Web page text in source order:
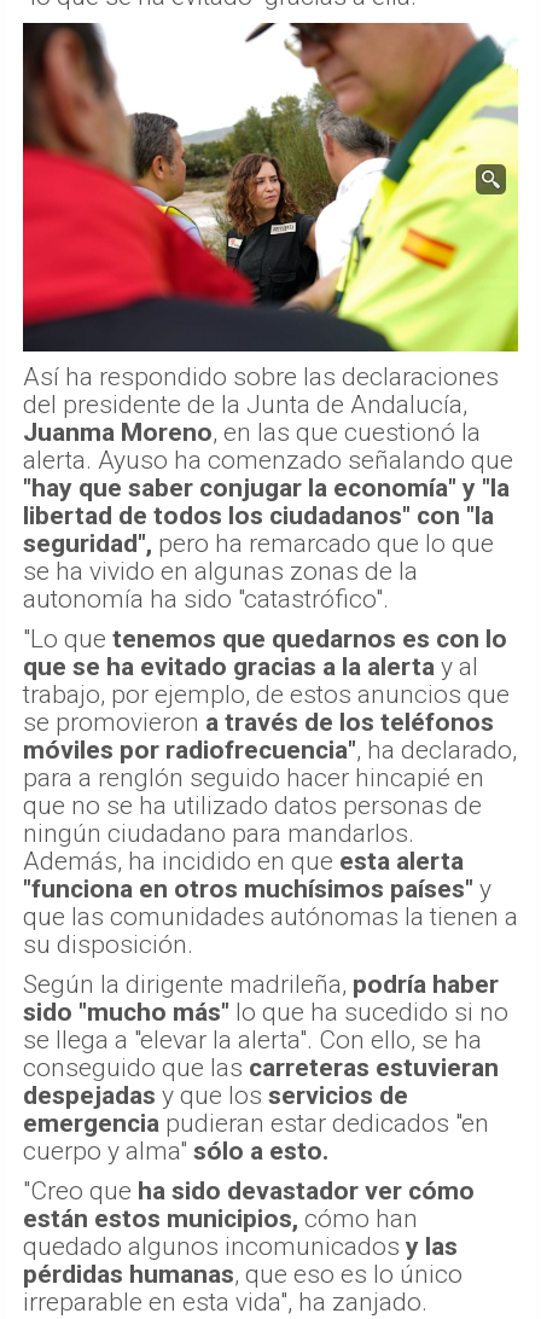
Así ha respondido sobre las declaraciones
del presidente de la Junta de Andalucía,
Juanma Moreno, en las que cuestionó la
alerta. Ayuso ha comenzado señalando que
"hay que saber conjugar la economía" y "la
libertad de todos los ciudadanos" con "la
seguridad", pero ha remarcado que lo que
se ha vivido en algunas zonas de la
autonomía ha sido "catastrófico".
"Lo que tenemos que quedarnos es con lo
que se ha evitado gracias a la alerta y al
trabajo, por ejemplo, de estos anuncios que
se promovieron a través de los teléfonos
móviles por radiofrecuencia", ha declarado,
para a renglón seguido hacer hincapié en
que no se ha utilizado datos personas de
ningún ciudadano para mandarlos.
Además, ha incidido en que esta alerta
"funciona en otros muchísimos países" y
que las comunidades autónomas la tienen a
su disposición.
Según la dirigente madrileña, podría haber
sido "mucho más" lo que ha sucedido si no
se llega a "elevar la alerta". Con ello, se ha
conseguido que las carreteras estuvieran
despejadas y que los servicios de
emergencia pudieran estar dedicados "en
cuerpo y alma" sólo a esto.
"Creo que ha sido devastador ver cómo
están estos municipios, cómo han
quedado algunos incomunicados y las
pérdidas humanas, que eso es lo único
irreparable en esta vida", ha zanjado.